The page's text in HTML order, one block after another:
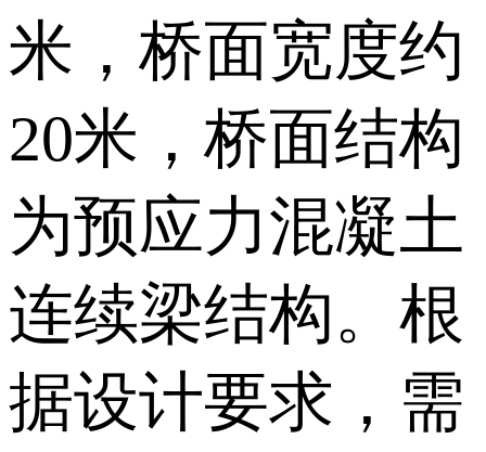
米，桥面宽度约
20米，桥面结构
为预应力混凝土
连续梁结构。根
据设计要求，需